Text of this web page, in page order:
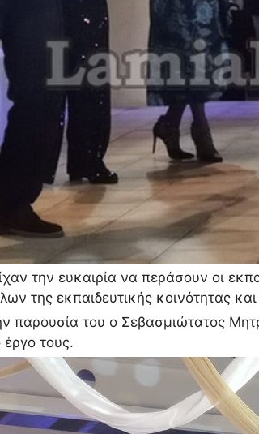
την ευκαιρία να περάσουν οι
της εκπαιδευτικής κοινότητας
παρουσία του ο Σεβασμιώτατος
έργο τους.